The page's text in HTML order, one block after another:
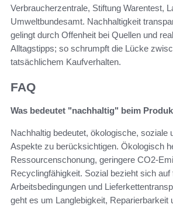
Verbraucherzentrale, Stiftung Warentest,
Umweltbundesamt. Nachhaltigkeit
gelingt durch Offenheit bei Quellen und
Alltagstipps; so schrumpft die Lücke
tatsächlichem Kaufverhalten.
FAQ
Was bedeutet "nachhaltig" beim
Nachhaltig bedeutet, ökologische, soziale
Aspekte zu berücksichtigen. Ökologisch
Ressourcenschonung, geringere CO2-
Recyclingfähigkeit. Sozial bezieht sich auf
Arbeitsbedingungen und
geht es um Langlebigkeit, Reparierbarkeit